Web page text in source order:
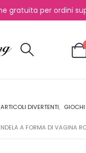
gratuita per ordini
ARTICOLI DIVERTENTI,
A FORMA DI VAGINA